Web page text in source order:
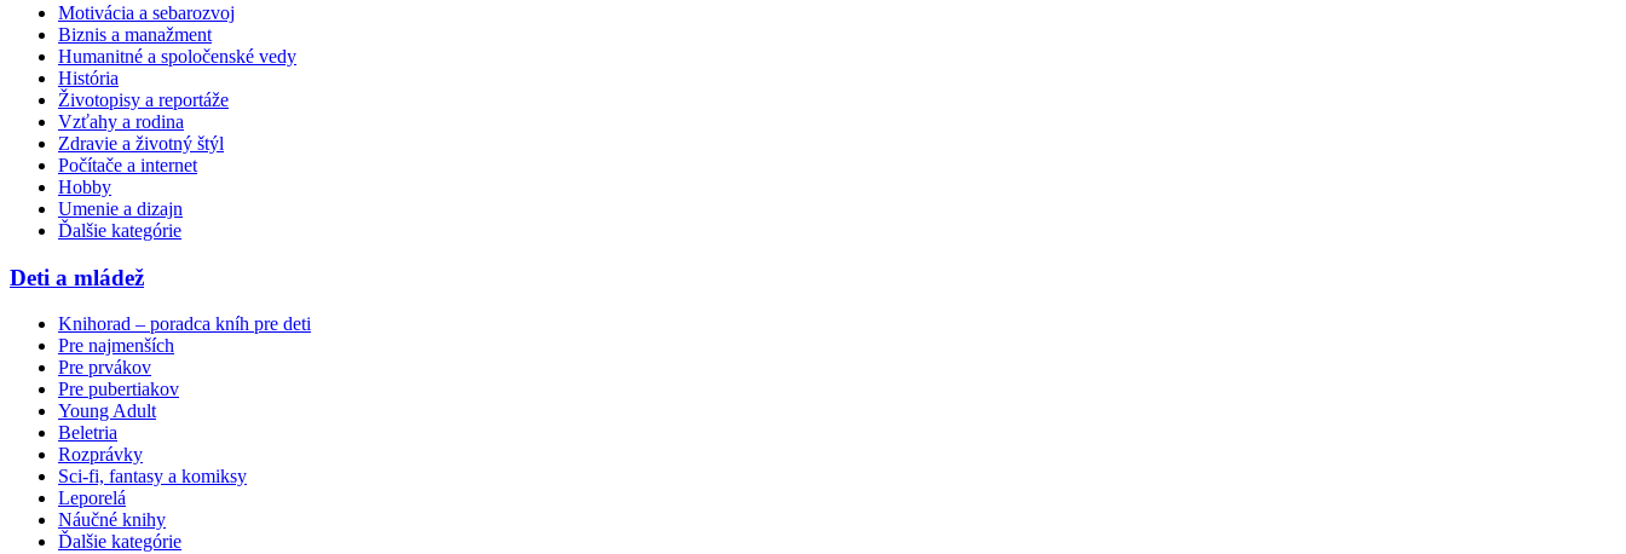
Motivácia a sebarozvoj
Biznis a manažment
Humanitné a spoločenské vedy
História
Životopisy a reportáže
Vzťahy a rodina
Zdravie a životný štýl
Počítače a internet
Hobby
Umenie a dizajn
Ďalšie kategórie
Deti a mládež
Knihorad – poradca kníh pre deti
Pre najmenších
Pre prvákov
Pre pubertiakov
Young Adult
Beletria
Rozprávky
Sci-fi, fantasy a komiksy
Leporelá
Náučné knihy
Ďalšie kategórie